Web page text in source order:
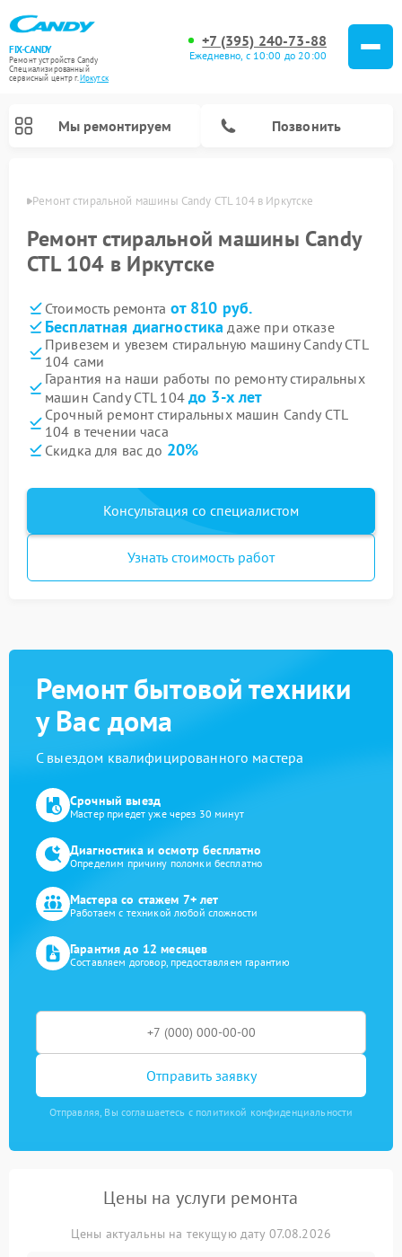
FIX-CANDY
Ремонт устройств Candy
Специализированный
cервисный центр г.Иркутск
+7 (395) 240-73-88
Ежедневно, с 10:00 до 20:00
Мы ремонтируем Позвонить
Ремонт стиральной машины Candy CTL 104 в Иркутске
Ремонт стиральной машины Candy
CTL 104 в Иркутске
Стоимость ремонта от 810 руб.
Бесплатная диагностика даже при отказе
Привезем и увезем стиральную машину Candy CTL
104 сами
Гарантия на наши работы по ремонту стиральных
машин Candy CTL 104 до 3-х лет
Срочный ремонт стиральных машин Candy CTL
104 в течении часа
Скидка для вас до 20%
Консультация со специалистом
Узнать стоимость работ
Ремонт бытовой техники
у Вас дома
С выездом квалифицированного мастера
Срочный выезд
Мастер приедет уже через 30 минут
Диагностика и осмотр бесплатно
Определим причину поломки бесплатно
Мастера со стажем 7+ лет
Работаем с техникой любой сложности
Гарантия до 12 месяцев
Составляем договор, предоставляем гарантию
Отправить заявку
Отправляя, Вы соглашаетесь с политикой конфиденциальности
Цены на услуги ремонта
Цены актуальны на текущую дату 07.08.2026